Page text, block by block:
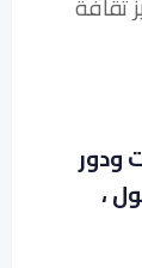
ودور
،